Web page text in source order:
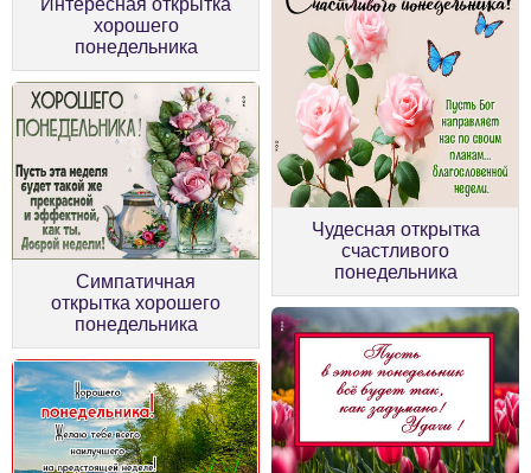
хорошего
понедельника
Чудесная открытка
счастливого
понедельника
Симпатичная
открытка хорошего
понедельника